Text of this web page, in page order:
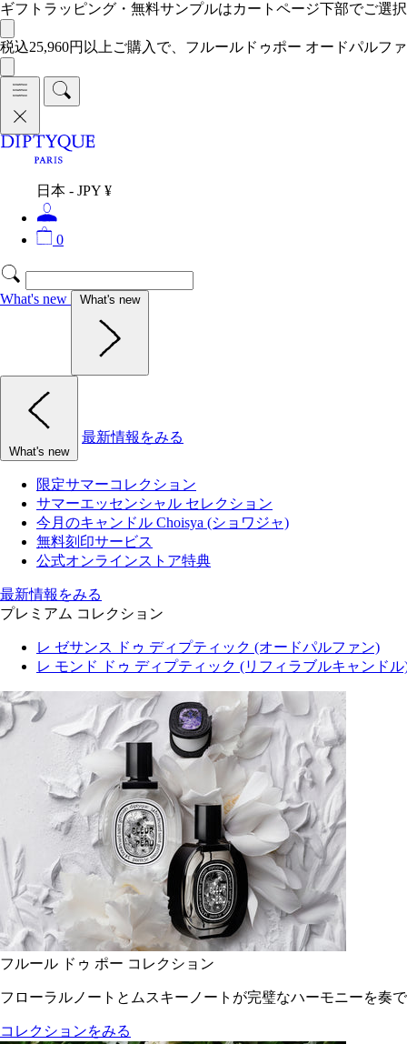
ギフトラッピング・無料サンプルはカートページ下部でご選
税込25,960円以上ご購入で、フルールドゥポー オードパルフ
日本 - JPY ¥
0
What's new What's new
What's new
最新情報をみる
限定サマーコレクション
サマーエッセンシャル セレクション
今月のキャンドル Choisya (ショワジャ)
無料刻印サービス
公式オンラインストア特典
最新情報をみる
プレミアム コレクション
レ ゼサンス ドゥ ディプティック (オードパルファン)
レ モンド ドゥ ディプティック (リフィラブルキャンドル
フルール ドゥ ポー コレクション
フローラルノートとムスキーノートが完璧なハーモニーを奏
コレクションをみる